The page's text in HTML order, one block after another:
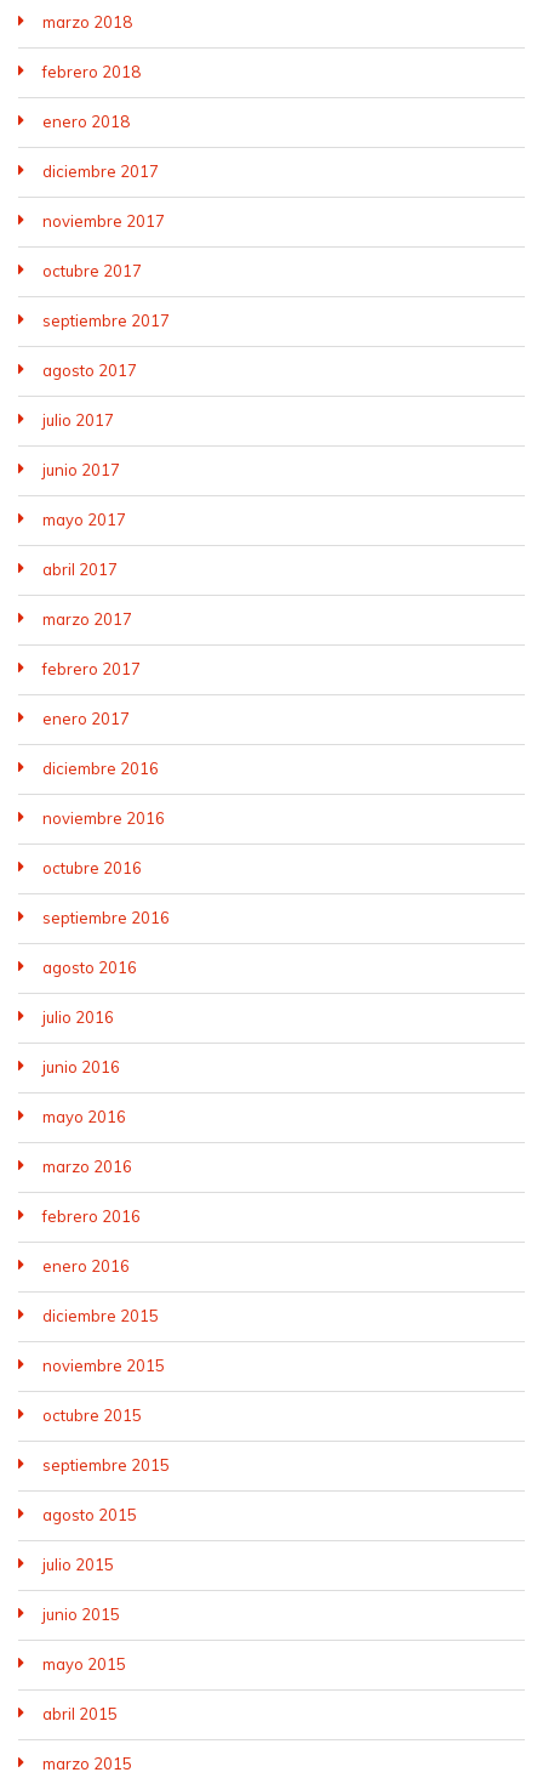
marzo 2018
febrero 2018
enero 2018
diciembre 2017
noviembre 2017
octubre 2017
septiembre 2017
agosto 2017
julio 2017
junio 2017
mayo 2017
abril 2017
marzo 2017
febrero 2017
enero 2017
diciembre 2016
noviembre 2016
octubre 2016
septiembre 2016
agosto 2016
julio 2016
junio 2016
mayo 2016
marzo 2016
febrero 2016
enero 2016
diciembre 2015
noviembre 2015
octubre 2015
septiembre 2015
agosto 2015
julio 2015
junio 2015
mayo 2015
abril 2015
marzo 2015